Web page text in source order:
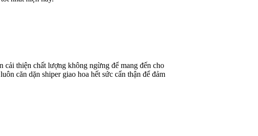
thiện chất lượng không ngừng để mang đến cho
căn dặn shiper giao hoa hết sức cẩn thận để đảm